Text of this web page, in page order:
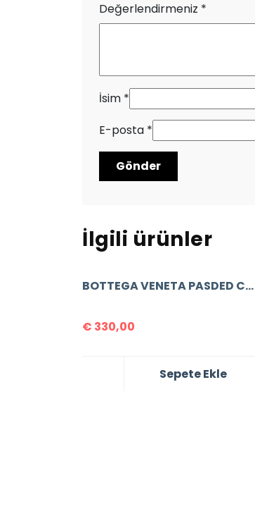
Değerlendirmeniz *
İsim *
E-posta *
İlgili ürünler
BOTTEGA VENETA PASDED CASETTE
€ 330,00
Sepete Ekle